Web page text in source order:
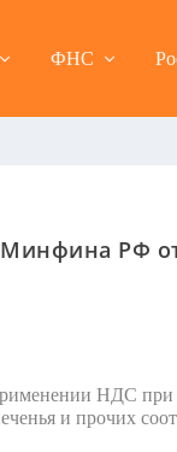
ФНС
РФ от
НДС при
и прочих